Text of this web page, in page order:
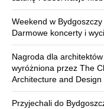
Weekend w
Darmowe koncerty i
Nagroda dla
wyróżniona przez The
Architecture and Design
Przyjechali do